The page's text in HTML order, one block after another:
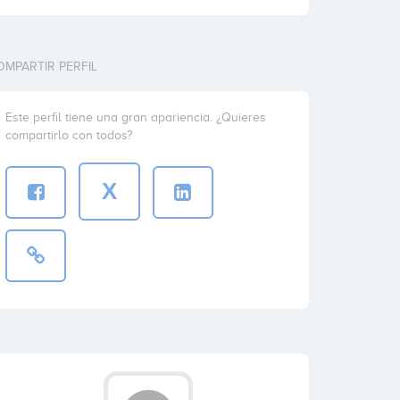
PERFIL
Este perfil tiene una gran apariencia. ¿Quieres
compartirlo con todos?
X